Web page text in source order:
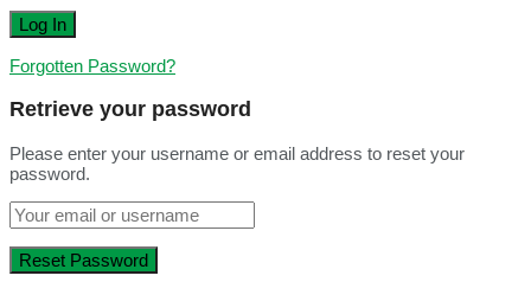
Forgotten Password?
Retrieve your password
Please enter your username or email address to reset your
password.